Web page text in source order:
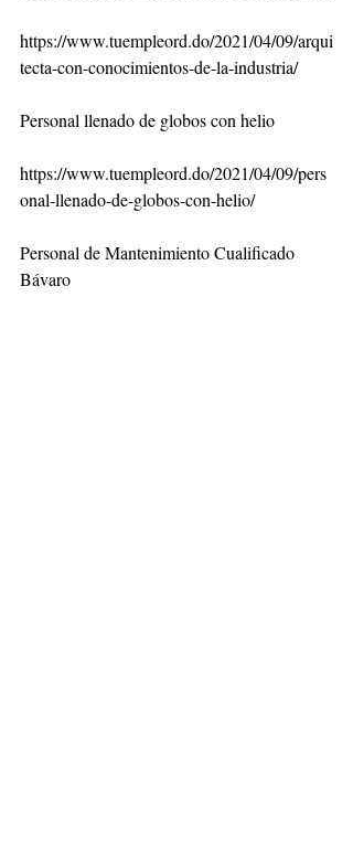
https://www.tuempleord.do/2021/04/09/arqui
tecta-con-conocimientos-de-la-industria/
Personal llenado de globos con helio
https://www.tuempleord.do/2021/04/09/pers
onal-llenado-de-globos-con-helio/
Personal de Mantenimiento Cualificado
Bávaro